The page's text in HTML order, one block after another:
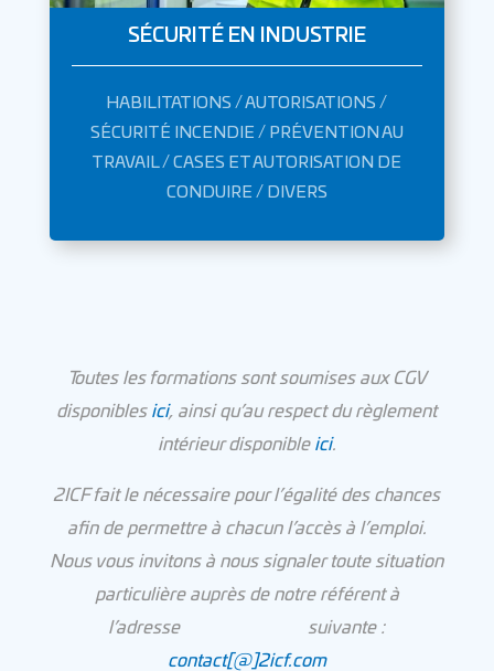
SÉCURITÉ EN INDUSTRIE
HABILITATIONS / AUTORISATIONS /
SÉCURITÉ INCENDIE / PRÉVENTION AU
TRAVAIL / CASES ET AUTORISATION DE
CONDUIRE / DIVERS
Toutes les formations sont soumises aux CGV
disponibles ici, ainsi qu’au respect du règlement
intérieur disponible ici.
2ICF fait le nécessaire pour l’égalité des chances
afin de permettre à chacun l’accès à l’emploi.
Nous vous invitons à nous signaler toute situation
particulière auprès de notre référent à
l’adresse suivante :
contact[@]2icf.com